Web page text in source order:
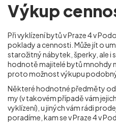
Výkup
Při vyklízení bytů v Praze 4 v
poklady a cennosti. Může jít o
starožitný nábytek, šperky, ale i
hodnotě majitelé bytů mnohdy
proto možnost výkupu
Některé hodnotné předměty
my (v takovém případě vám
vyklízení), u jiných vám rádi
poradíme, kam sev Praze 4 v